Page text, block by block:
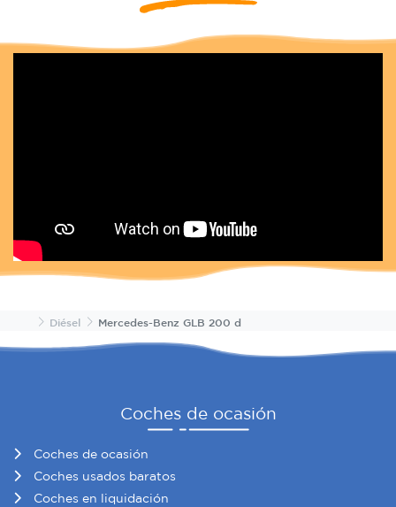
InicioDiésel Mercedes-Benz GLB 200 d
Coches de ocasión
Coches de ocasión
Coches usados baratos
Coches en liquidación